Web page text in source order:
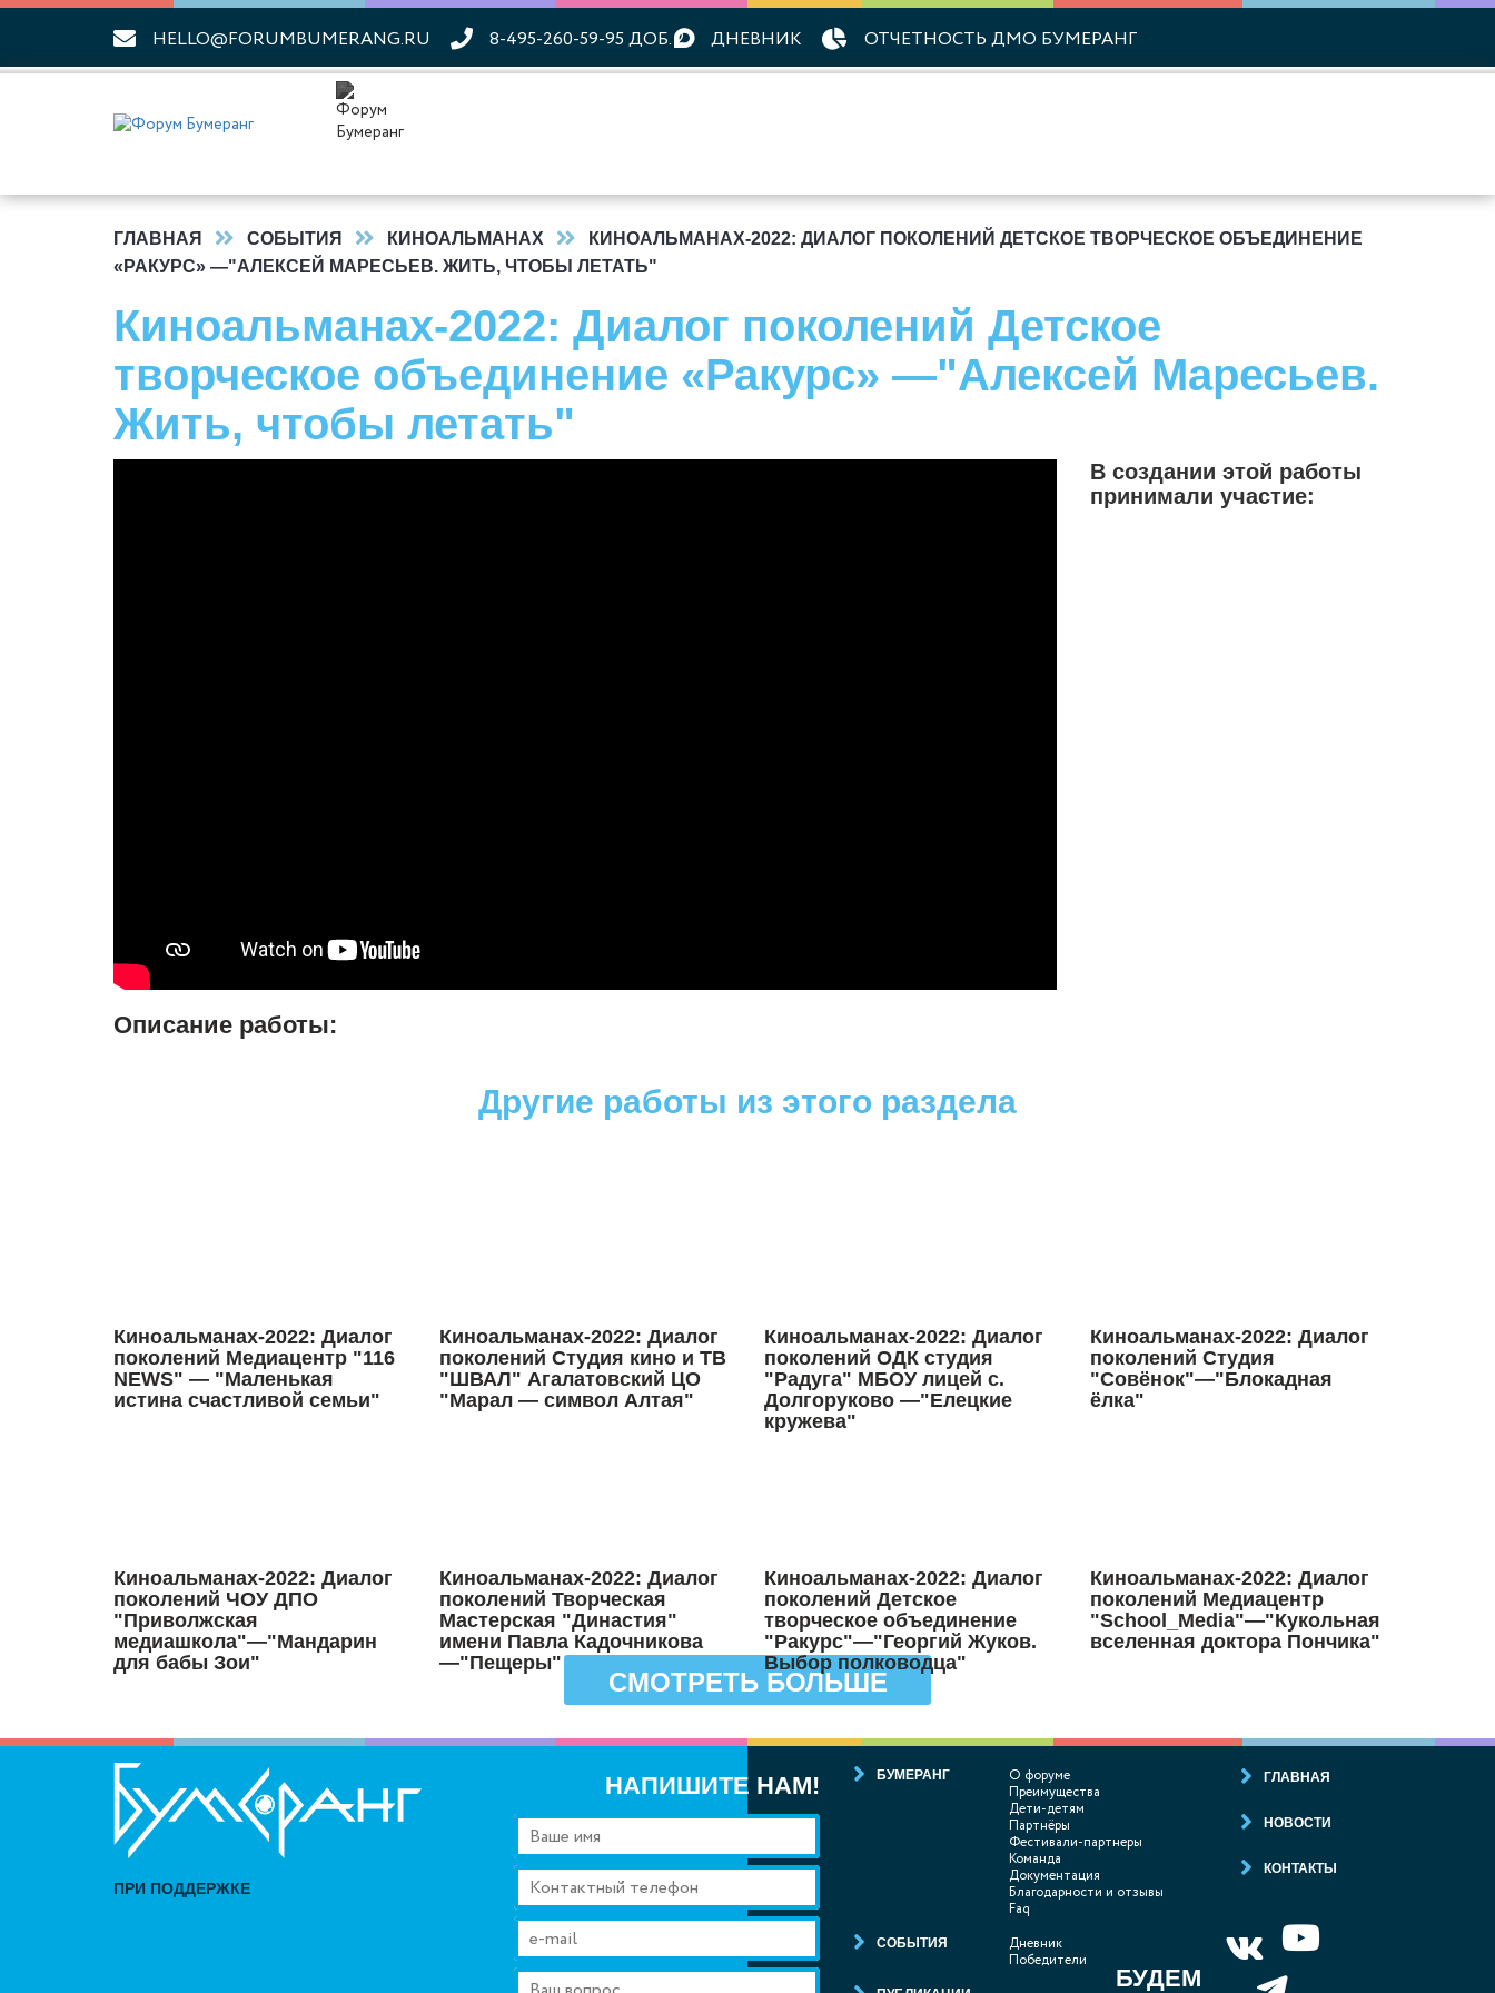
HELLO@FORUMBUMERANG.RU 8-495-260-59-95 ДОБ. 2 ДНЕВНИК ОТЧЕТНОСТЬ ДМО БУМЕРАНГ
ГЛАВНАЯ СОБЫТИЯ КИНОАЛЬМАНАХ
КИНОАЛЬМАНАХ-2022: ДИАЛОГ ПОКОЛЕНИЙ ДЕТСКОЕ ТВОРЧЕСКОЕ ОБЪЕДИНЕНИЕ
«РАКУРС» —"АЛЕКСЕЙ МАРЕСЬЕВ. ЖИТЬ, ЧТОБЫ ЛЕТАТЬ"
Киноальманах-2022: Диалог поколений Детское
творческое объединение «Ракурс» —"Алексей Маресьев.
Жить, чтобы летать"
В создании этой работы
принимали участие:
Описание работы:
Другие работы из этого раздела
Киноальманах-2022: Диалог
поколений Медиацентр "116
NEWS" — "Маленькая
истина счастливой семьи"
Киноальманах-2022: Диалог
поколений Студия кино и ТВ
"ШВАЛ" Агалатовский ЦО
"Марал — символ Алтая"
Киноальманах-2022: Диалог
поколений ОДК студия
"Радуга" МБОУ лицей с.
Долгоруково —"Елецкие
кружева"
Киноальманах-2022: Диалог
поколений Студия
"Совёнок"—"Блокадная
ёлка"
Киноальманах-2022: Диалог
поколений ЧОУ ДПО
"Приволжская
медиашкола"—"Мандарин
для бабы Зои"
Киноальманах-2022: Диалог
поколений Творческая
Мастерская "Династия"
имени Павла Кадочникова
—"Пещеры"
Киноальманах-2022: Диалог
поколений Детское
творческое объединение
"Ракурс"—"Георгий Жуков.
Выбор полководца"
Киноальманах-2022: Диалог
поколений Медиацентр
"School_Media"—"Кукольная
вселенная доктора Пончика"
СМОТРЕТЬ БОЛЬШЕ
ПРИ ПОДДЕРЖКЕ
НАПИШИТЕ НАМ!
БУДЕМ
БУМЕРАНГ
О форуме
Преимущества
Дети-детям
Партнёры
Фестивали-партнеры
Команда
Документация
Благодарности и отзывы
Faq
СОБЫТИЯ
Дневник
Победители
ГЛАВНАЯ
НОВОСТИ
КОНТАКТЫ